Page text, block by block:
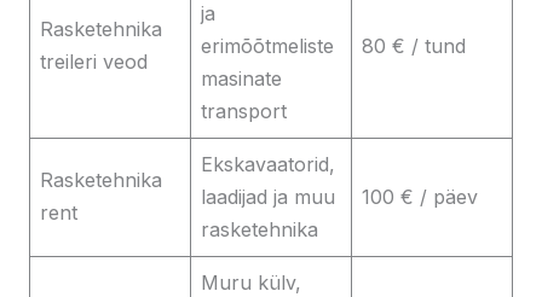
Rasketehnika
treileri veod
ja
erimõõtmeliste
masinate
transport
80 € / tund
Rasketehnika
rent
Ekskavaatorid,
laadijad ja muu
rasketehnika
100 € / päev
Muru külv,